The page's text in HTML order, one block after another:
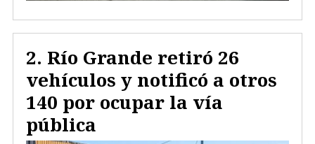
Río Grande retiró 26
vehículos y notificó a otros
140 por ocupar la vía
pública